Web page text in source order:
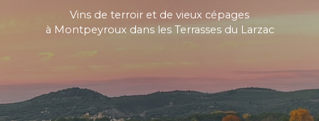
Vins de terroir et de vieux cépages
à Montpeyroux dans les Terrasses du Larzac